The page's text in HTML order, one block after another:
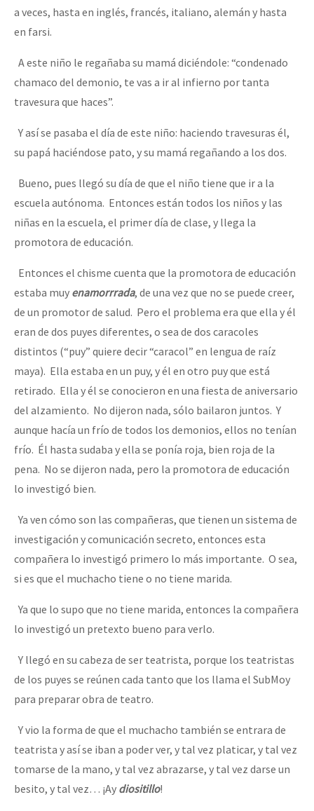
a veces, hasta en inglés, francés, italiano, alemán y hasta
en farsi.
A este niño le regañaba su mamá diciéndole: “condenado
chamaco del demonio, te vas a ir al infierno por tanta
travesura que haces”.
Y así se pasaba el día de este niño: haciendo travesuras él,
su papá haciéndose pato, y su mamá regañando a los dos.
Bueno, pues llegó su día de que el niño tiene que ir a la
escuela autónoma. Entonces están todos los niños y las
niñas en la escuela, el primer día de clase, y llega la
promotora de educación.
Entonces el chisme cuenta que la promotora de educación
estaba muy enamorrrada, de una vez que no se puede creer,
de un promotor de salud. Pero el problema era que ella y él
eran de dos puyes diferentes, o sea de dos caracoles
distintos (“puy” quiere decir “caracol” en lengua de raíz
maya). Ella estaba en un puy, y él en otro puy que está
retirado. Ella y él se conocieron en una fiesta de aniversario
del alzamiento. No dijeron nada, sólo bailaron juntos. Y
aunque hacía un frío de todos los demonios, ellos no tenían
frío. Él hasta sudaba y ella se ponía roja, bien roja de la
pena. No se dijeron nada, pero la promotora de educación
lo investigó bien.
Ya ven cómo son las compañeras, que tienen un sistema de
investigación y comunicación secreto, entonces esta
compañera lo investigó primero lo más importante. O sea,
si es que el muchacho tiene o no tiene marida.
Ya que lo supo que no tiene marida, entonces la compañera
lo investigó un pretexto bueno para verlo.
Y llegó en su cabeza de ser teatrista, porque los teatristas
de los puyes se reúnen cada tanto que los llama el SubMoy
para preparar obra de teatro.
Y vio la forma de que el muchacho también se entrara de
teatrista y así se iban a poder ver, y tal vez platicar, y tal vez
tomarse de la mano, y tal vez abrazarse, y tal vez darse un
besito, y tal vez… ¡Ay diositillo!